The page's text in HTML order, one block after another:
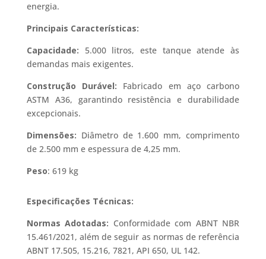
energia.
Principais Características:
Capacidade: 5.000 litros, este tanque atende às
demandas mais exigentes.
Construção Durável: Fabricado em aço carbono
ASTM A36, garantindo resistência e durabilidade
excepcionais.
Dimensões: Diâmetro de 1.600 mm, comprimento
de 2.500 mm e espessura de 4,25 mm.
Peso: 619 kg
Especificações Técnicas:
Normas Adotadas: Conformidade com ABNT NBR
15.461/2021, além de seguir as normas de referência
ABNT 17.505, 15.216, 7821, API 650, UL 142.